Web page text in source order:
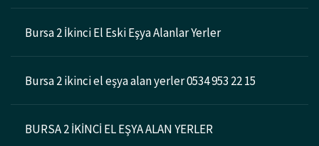
Bursa 2 İkinci El Eski Eşya Alanlar Yerler
Bursa 2 ikinci el eşya alan yerler 0534 953 22 15
BURSA 2 İKİNCİ EL EŞYA ALAN YERLER